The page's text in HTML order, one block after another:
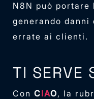
N8N può portare
generando danni
errate ai clienti.
TI SERVE
Con CIAO, la